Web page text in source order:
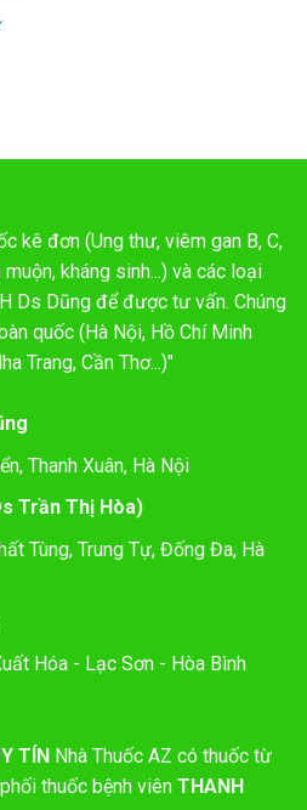
kê đơn (Ung thư, viêm gan B, C,
kháng sinh...) và các loại
Ds Dũng để được tư vấn. Chúng
quốc (Hà Nội, Hồ Chí Minh
Trang, Cần Thơ...)"
Thanh Xuân, Hà Nội
Trần Thị Hòa)
Tùng, Trung Tự, Đống Đa, Hà
Hóa - Lạc Sơn - Hòa Bình
TÍN Nhà Thuốc AZ có thuốc từ
thuốc bệnh viên THANH